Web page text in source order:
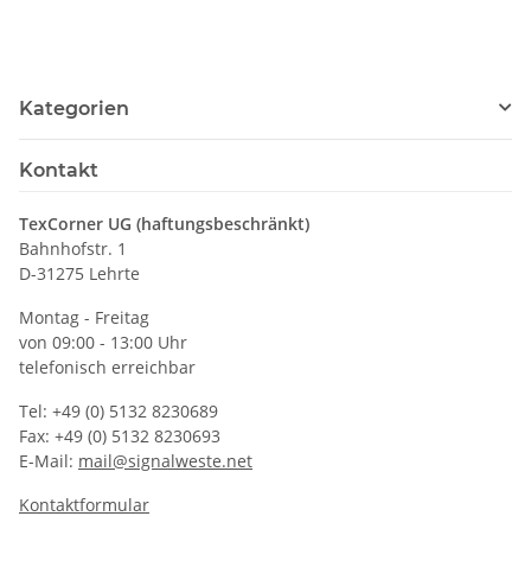
Kategorien
Kontakt
TexCorner UG (haftungsbeschränkt)
Bahnhofstr. 1
D-31275 Lehrte
Montag - Freitag
von 09:00 - 13:00 Uhr
telefonisch erreichbar
Tel: +49 (0) 5132 8230689
Fax: +49 (0) 5132 8230693
E-Mail: mail@signalweste.net
Kontaktformular